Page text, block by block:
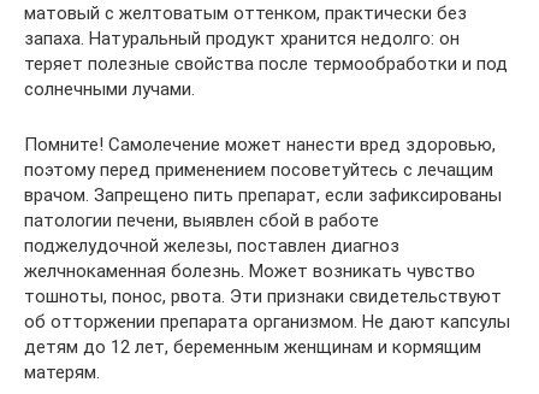
матовый с желтоватым оттенком, практически без
запаха. Натуральный продукт хранится недолго: он
теряет полезные свойства после термообработки и под
солнечными лучами.
Помните! Самолечение может нанести вред здоровью,
поэтому перед применением посоветуйтесь с лечащим
врачом. Запрещено пить препарат, если зафиксированы
патологии печени, выявлен сбой в работе
поджелудочной железы, поставлен диагноз
желчнокаменная болезнь. Может возникать чувство
тошноты, понос, рвота. Эти признаки свидетельствуют
об отторжении препарата организмом. Не дают капсулы
детям до 12 лет, беременным женщинам и кормящим
матерям.